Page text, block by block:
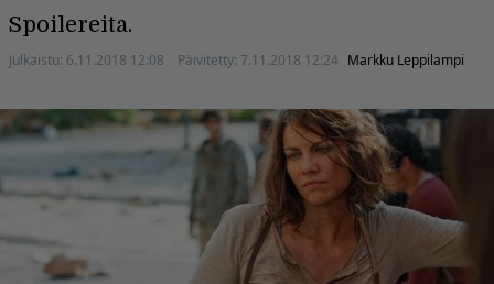
Spoilereita.
Julkaistu: 6.11.2018 12:08 Päivitetty: 7.11.2018 12:24 Markku Leppilampi